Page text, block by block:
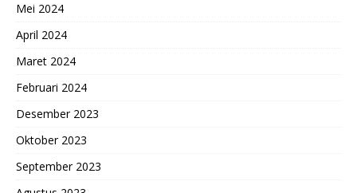
Mei 2024
April 2024
Maret 2024
Februari 2024
Desember 2023
Oktober 2023
September 2023